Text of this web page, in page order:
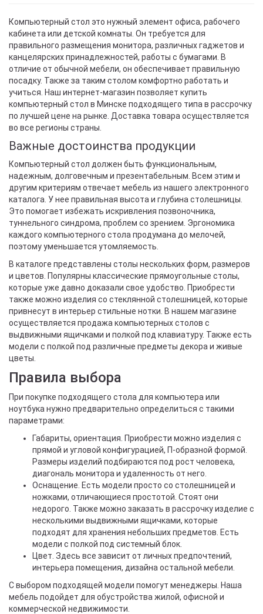
Компьютерный стол это нужный элемент офиса, рабочего
кабинета или детской комнаты. Он требуется для
правильного размещения монитора, различных гаджетов и
канцелярских принадлежностей, работы с бумагами. В
отличие от обычной мебели, он обеспечивает правильную
посадку. Также за таким столом комфортно работать и
учиться. Наш интернет-магазин позволяет купить
компьютерный стол в Минске подходящего типа в рассрочку
по лучшей цене на рынке. Доставка товара осуществляется
во все регионы страны.
Важные достоинства продукции
Компьютерный стол должен быть функциональным,
надежным, долговечным и презентабельным. Всем этим и
другим критериям отвечает мебель из нашего электронного
каталога. У нее правильная высота и глубина столешницы.
Это помогает избежать искривления позвоночника,
туннельного синдрома, проблем со зрением. Эргономика
каждого компьютерного стола продумана до мелочей,
поэтому уменьшается утомляемость.
В каталоге представлены столы нескольких форм, размеров
и цветов. Популярны классические прямоугольные столы,
которые уже давно доказали свое удобство. Приобрести
также можно изделия со стеклянной столешницей, которые
привнесут в интерьер стильные нотки. В нашем магазине
осуществляется продажа компьютерных столов с
выдвижными ящичками и полкой под клавиатуру. Также есть
модели с полкой под различные предметы декора и живые
цветы.
Правила выбора
При покупке подходящего стола для компьютера или
ноутбука нужно предварительно определиться с такими
параметрами:
Габариты, ориентация. Приобрести можно изделия с
прямой и угловой конфигурацией, П-образной формой.
Размеры изделий подбираются под рост человека,
диагональ монитора и удаленность от него.
Оснащение. Есть модели просто со столешницей и
ножками, отличающиеся простотой. Стоят они
недорого. Также можно заказать в рассрочку изделие с
несколькими выдвижными ящичками, которые
подходят для хранения небольших предметов. Есть
модели с полкой под системный блок.
Цвет. Здесь все зависит от личных предпочтений,
интерьера помещения, дизайна остальной мебели.
С выбором подходящей модели помогут менеджеры. Наша
мебель подойдет для обустройства жилой, офисной и
коммерческой недвижимости.